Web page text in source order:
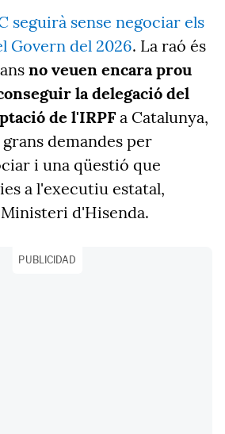
seguirà sense negociar els
Govern del 2026. La raó és
no veuen encara prou
la delegació del
de l'IRPFa Catalunya,
grans demandes per
i una qüestió que
a l'executiu estatal,
d'Hisenda.
PUBLICIDAD